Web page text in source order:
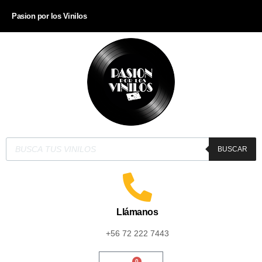
Pasion por los Vinilos
BUSCAR
Llámanos
+56 72 222 7443